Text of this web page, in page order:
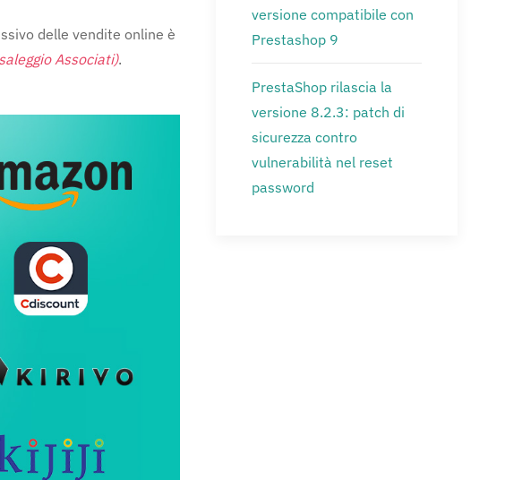
delle vendite online è
Associati).
versione compatibile con
Prestashop 9
PrestaShop rilascia la
versione 8.2.3: patch di
sicurezza contro
vulnerabilità nel reset
password